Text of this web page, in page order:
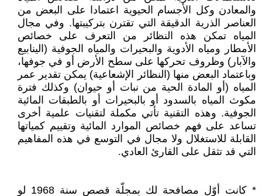
والمعادن وكل الأجسام الحيوية اعتمادا على البعض من
العناصر الذرية الدقيقة التي تقترن بتركيبتها. وفي مجال
المياه تمكن هذه النظائر من التعرف على خصائص
الأمطار ومياه الأدوية والبحيرات والمياه الجوفية (الينابيع
والآبار) وظروف تحركها على سطح الأرض أو في جوفها،
وباعتماد البعض منها (النظائر الإشعاعية) يمكن تقدير عمر
المياه (أو المادة الحية من نبات أو حيوان) وكذلك فترة
مكوث المياه بالسدود أو بالبحيرات أو بالطبقات المائية
الجوفية. وهذه التقنية تأتي مكملة لتقنيات علمية أخرى
تساعد على فهم خصائص الموارد المائية وتقييم كمياتها
القابلة للاستغلال ولا مجال في التوسع في هذه المفاهيم
التي قد تثقل على القارئ العادي.
* كانت أوّل مصافحة لك بمجلّة قصص سنة 1968 لو